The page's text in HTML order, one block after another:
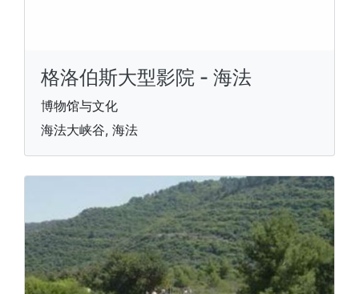
格洛伯斯大型影院 - 海法
博物馆与文化
海法大峡谷, 海法